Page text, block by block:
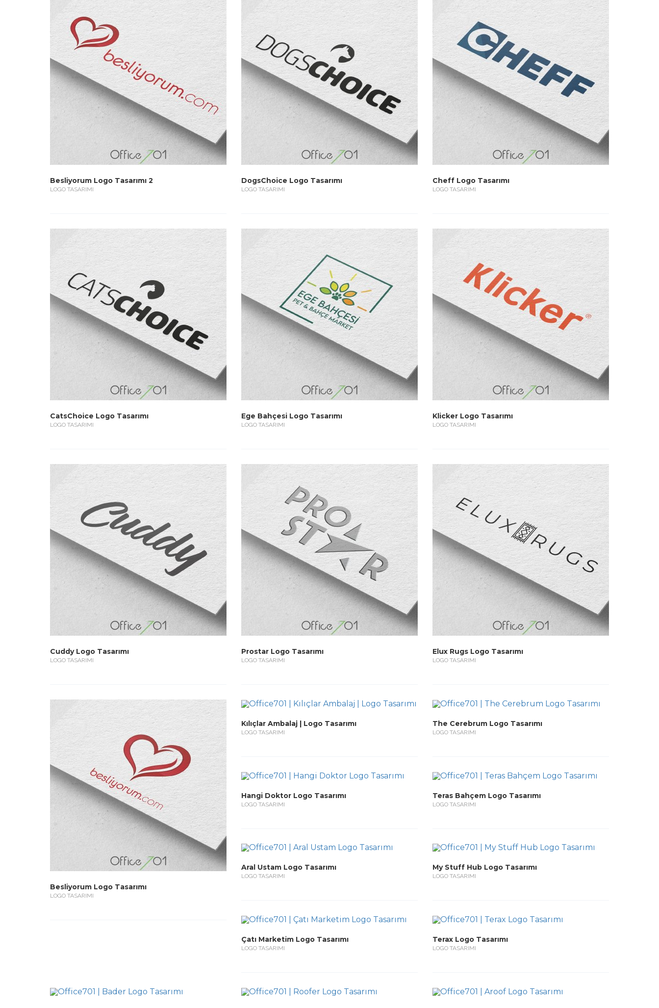
Besliyorum Logo Tasarımı 2
LOGO TASARIMI
DogsChoice Logo Tasarımı
LOGO TASARIMI
Cheff Logo Tasarımı
LOGO TASARIMI
CatsChoice Logo Tasarımı
LOGO TASARIMI
Ege Bahçesi Logo Tasarımı
LOGO TASARIMI
Klicker Logo Tasarımı
LOGO TASARIMI
Cuddy Logo Tasarımı
LOGO TASARIMI
Prostar Logo Tasarımı
LOGO TASARIMI
Elux Rugs Logo Tasarımı
LOGO TASARIMI
Besliyorum Logo Tasarımı
LOGO TASARIMI
Kılıçlar Ambalaj | Logo Tasarımı
LOGO TASARIMI
The Cerebrum Logo Tasarımı
LOGO TASARIMI
Hangi Doktor Logo Tasarımı
LOGO TASARIMI
Teras Bahçem Logo Tasarımı
LOGO TASARIMI
Aral Ustam Logo Tasarımı
LOGO TASARIMI
My Stuff Hub Logo Tasarımı
LOGO TASARIMI
Çatı Marketim Logo Tasarımı
LOGO TASARIMI
Terax Logo Tasarımı
LOGO TASARIMI